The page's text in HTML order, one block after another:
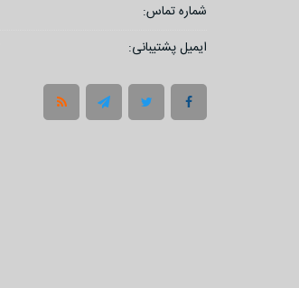
شماره تماس:
ایمیل پشتیبانی: